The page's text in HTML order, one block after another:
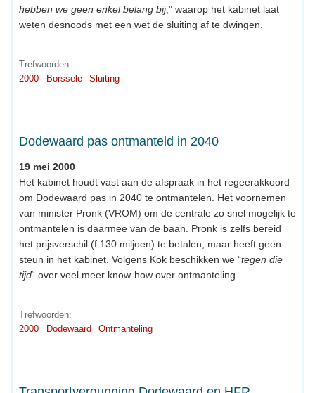
hebben we geen enkel belang bij,” waarop het kabinet laat
weten desnoods met een wet de sluiting af te dwingen.
Trefwoorden:
2000
Borssele Sluiting
Dodewaard pas ontmanteld in 2040
19 mei 2000
Het kabinet houdt vast aan de afspraak in het regeerakkoord
om Dodewaard pas in 2040 te ontmantelen. Het voornemen
van minister Pronk (VROM) om de centrale zo snel mogelijk te
ontmantelen is daarmee van de baan. Pronk is zelfs bereid
het prijsverschil (f 130 miljoen) te betalen, maar heeft geen
steun in het kabinet. Volgens Kok beschikken we “tegen die
tijd“ over veel meer know-how over ontmanteling.
Trefwoorden:
2000
Dodewaard Ontmanteling